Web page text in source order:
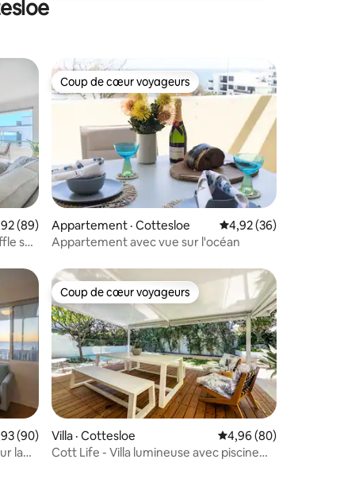
moyenne de 4,92 sur 5, 89 commentaires
(89)
sur
Coup de cœur voyageurs
Coup de cœur voyageurs
Appartement · Cottesloe Note moyenne de
4,92 (36)
Appartement avec vue sur l'océan
moyenne de 4,93 sur 5, 90 commentaires
(90)
la
Coup de cœur voyageurs
Coup de cœur voyageurs
Villa · Cottesloe Note moyenne de
4,96 (80)
Cott Life - Villa lumineuse avec piscine